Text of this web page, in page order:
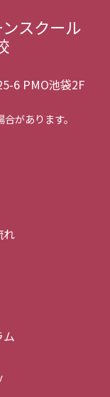
スクール
6 PMO池袋2F
があります。
れ
ム